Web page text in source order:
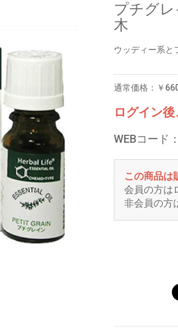
プチグ
木
ウッディー系と
通常価格： ￥
ログイン
WEBコード：
この商品は
会員の方は
非会員の方